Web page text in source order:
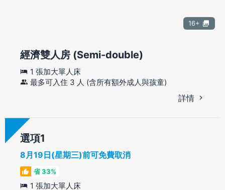
16+
經濟雙人房 (Semi-double)
1 張加大單人床
最多可入住 3 人 (含所有額外成人與孩童)
詳情
選項
8月19日(星期三)前可免費取消
省 33%
1 張加大單人床